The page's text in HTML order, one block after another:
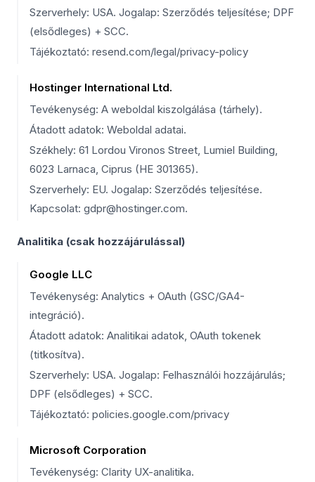
Szerverhely: USA. Jogalap: Szerződés teljesítése; DPF
(elsődleges) + SCC.
Tájékoztató: resend.com/legal/privacy-policy
Hostinger International Ltd.
Tevékenység: A weboldal kiszolgálása (tárhely).
Átadott adatok: Weboldal adatai.
Székhely: 61 Lordou Vironos Street, Lumiel Building,
6023 Larnaca, Ciprus (HE 301365).
Szerverhely: EU. Jogalap: Szerződés teljesítése.
Kapcsolat: gdpr@hostinger.com.
Analitika (csak hozzájárulással)
Google LLC
Tevékenység: Analytics + OAuth (GSC/GA4-
integráció).
Átadott adatok: Analitikai adatok, OAuth tokenek
(titkosítva).
Szerverhely: USA. Jogalap: Felhasználói hozzájárulás;
DPF (elsődleges) + SCC.
Tájékoztató: policies.google.com/privacy
Microsoft Corporation
Tevékenység: Clarity UX-analitika.